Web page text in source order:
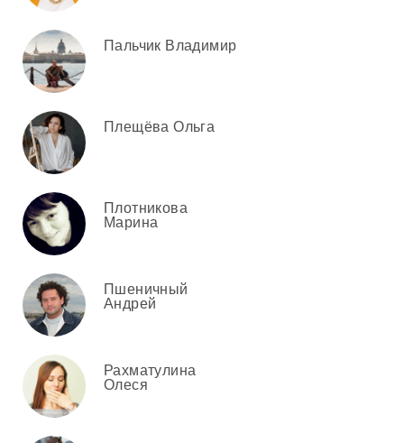
Пальчик Владимир
Плещёва Ольга
Плотникова
Марина
Пшеничный
Андрей
Рахматулина
Олеся